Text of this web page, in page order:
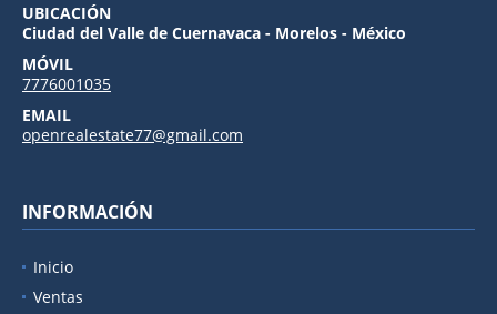
UBICACIÓN
Ciudad del Valle de Cuernavaca - Morelos - México
MÓVIL
7776001035
EMAIL
openrealestate77@gmail.com
INFORMACIÓN
Inicio
Ventas